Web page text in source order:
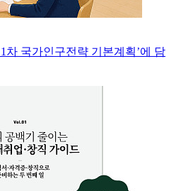
차 국가인구전략 기본계획’에 담